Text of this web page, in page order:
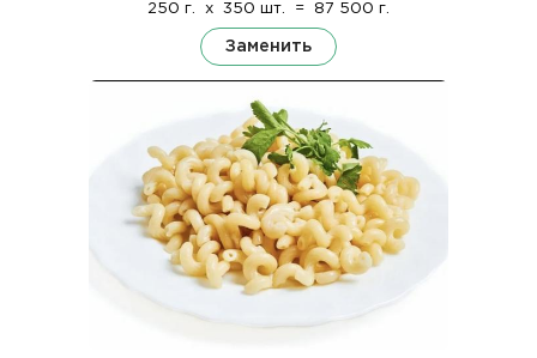
250 г. x 350 шт. = 87 500 г.
Заменить